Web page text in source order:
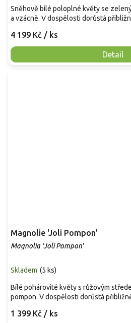
4 199 Kč / ks
Detail
Sněhově bílé poloplné květy se
a vzácně. V dospělosti dorůstá
Magnolie 'Joli Pompon'
Magnolia 'Joli Pompon'
Skladem (5 ks)
1 399 Kč / ks
Bílé pohárovité květy s růžovým
pompon. V dospělosti dorůstá